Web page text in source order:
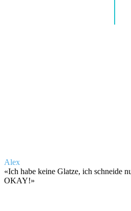
Alex
«Ich habe keine Glatze, ich schneide
OKAY!»